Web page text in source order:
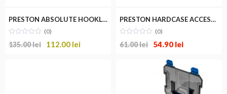
PRESTON ABSOLUTE HOOKLENGHT BOX XL
(0)
135.00lei 112.00 lei
PRESTON HARDCASE ACCESSORY BOX
(0)
61.00lei 54.90 lei